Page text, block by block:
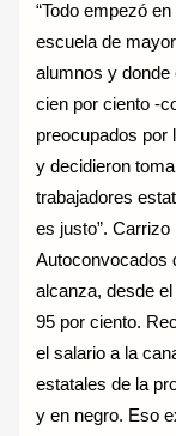
“Todo empezó
escuela de
alumnos y donde
cien por ciento -
preocupados por
y decidieron
trabajadores
es justo”.
Autoconvocados
alcanza, desde
95 por ciento.
el salario a la
estatales de la
y en negro. Eso